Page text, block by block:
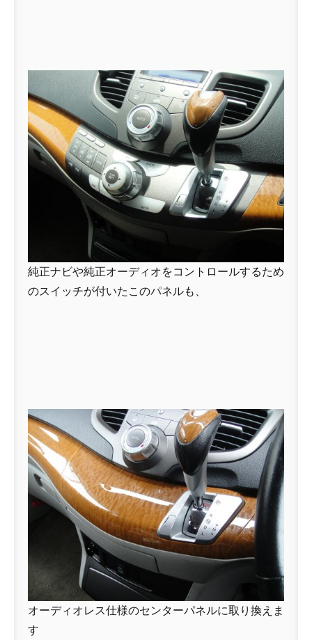
純正ナビや純正オーディオをコントロールするため
のスイッチが付いたこのパネルも、
オーディオレス仕様のセンターパネルに取り換えま
す